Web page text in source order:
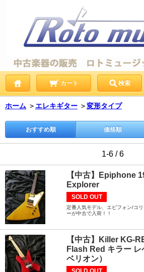
カート 検索
ホーム ＞ エレキギター ＞変形タイプ
おすすめ順 価格順
1-6 / 6
【中古】Epiphone
Explorer
SOLD OUT
定番人気モデル、エピフォン/コ
ーが中古で入荷！！
【中古】Killer KG-
Flash Red キラー レ
ベリオン）